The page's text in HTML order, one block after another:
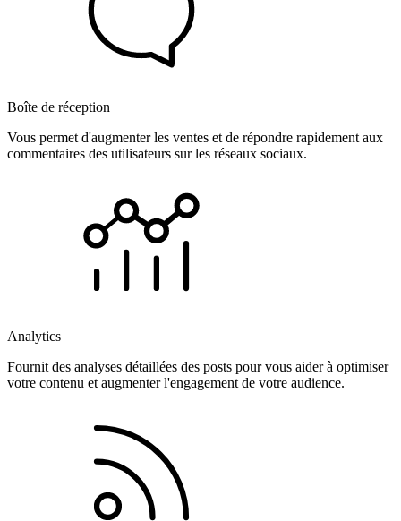
Boîte de réception
Vous permet d'augmenter les ventes et de répondre rapidement aux
commentaires des utilisateurs sur les réseaux sociaux.
Analytics
Fournit des analyses détaillées des posts pour vous aider à optimiser
votre contenu et augmenter l'engagement de votre audience.